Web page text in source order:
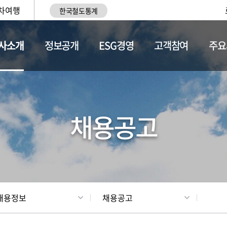
여행 한국철도통계
소개
채용정보
정보공개 ESG경영 고객참여 주
채용공고
용정보 채용공고